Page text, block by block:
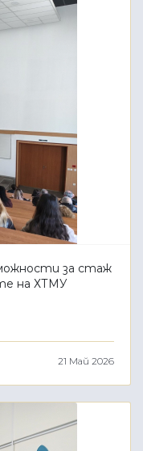
за стаж
на ХТМУ
21 Май 2026